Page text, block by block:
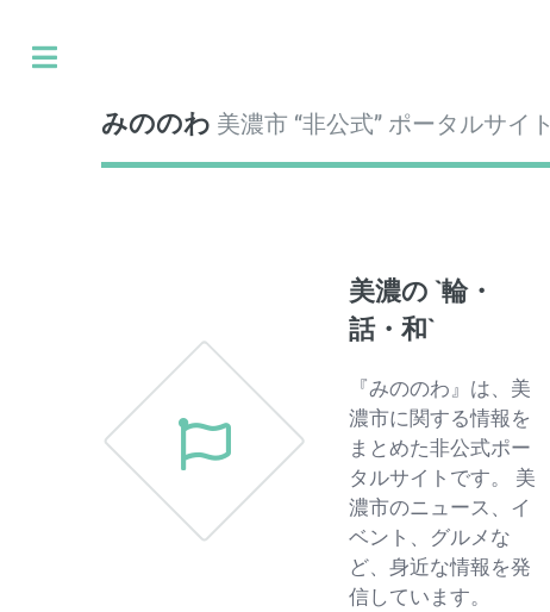
みののわ 美濃市 “非公式” ポータルサイト
美濃の `輪・
話・和`
『みののわ』は、美
濃市に関する情報を
まとめた非公式ポー
タルサイトです。 美
濃市のニュース、イ
ベント、グルメな
ど、身近な情報を発
信しています。